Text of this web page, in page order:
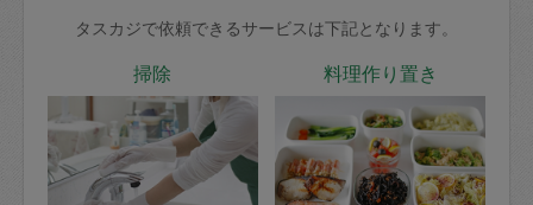
タスカジで依頼できるサービスは下記となります。
掃除 料理作り置き